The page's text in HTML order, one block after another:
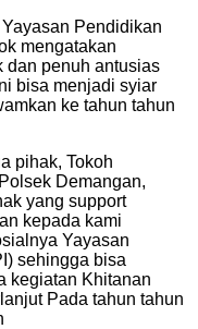
Pendidikan
mengatakan
dan penuh antusias
bisa menjadi syiar
ke tahun tahun
pihak, Tokoh
Demangan,
yang support
kepada kami
Yayasan
sehingga bisa
kegiatan Khitanan
Pada tahun tahun